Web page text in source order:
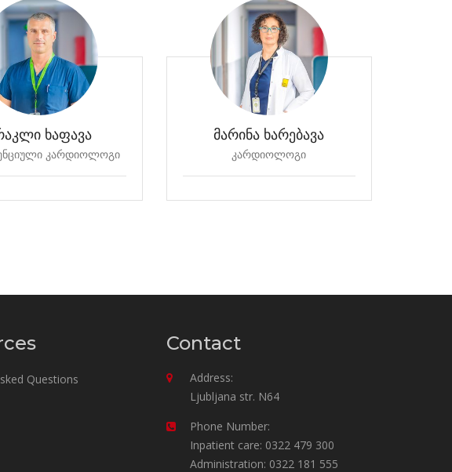
ხაფავა
კარდიოლოგი
მარინა ხარებავა
კარდიოლოგი
Questions
Contact
Address:
Ljubljana str. N64
Phone Number:
Inpatient care: 0322 479 300
Administration: 0322 181 555